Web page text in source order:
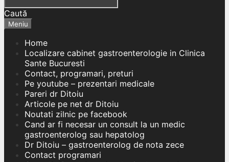
Caută
Meniu
Home
Localizare cabinet gastroenterologie in Clinica
Sante Bucuresti
Contact, programari, preturi
Pe youtube – prezentari medicale
Pareri dr Ditoiu
Articole pe net dr Ditoiu
Noutati zilnic pe facebook
Cand ar fi necesar un consult la un medic
gastroenterolog sau hepatolog
Dr Ditoiu – gastroenterolog de nota zece
Contact programari